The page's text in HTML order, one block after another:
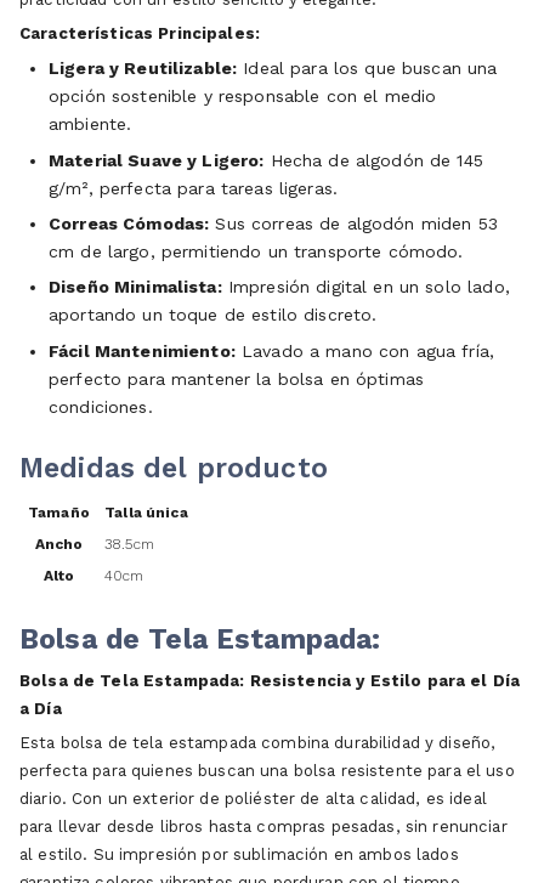
Características Principales:
Ligera y Reutilizable: Ideal para los que buscan una
opción sostenible y responsable con el medio
ambiente.
Material Suave y Ligero: Hecha de algodón de 145
g/m², perfecta para tareas ligeras.
Correas Cómodas: Sus correas de algodón miden 53
cm de largo, permitiendo un transporte cómodo.
Diseño Minimalista:Impresión digital en un solo lado,
aportando un toque de estilo discreto.
Fácil Mantenimiento:Lavado a mano con agua fría,
perfecto para mantener la bolsa en óptimas
condiciones.
Medidas del producto
Tamaño
Talla única
Ancho
38.5cm
Alto
40cm
Bolsa de Tela Estampada:
Bolsa de Tela Estampada: Resistencia y Estilo para el Día
a Día
Esta bolsa de tela estampada combina durabilidad y diseño,
perfecta para quienes buscan una bolsa resistente para el uso
diario. Con un exterior de poliéster de alta calidad, es ideal
para llevar desde libros hasta compras pesadas, sin renunciar
al estilo. Su impresión por sublimación en ambos lados